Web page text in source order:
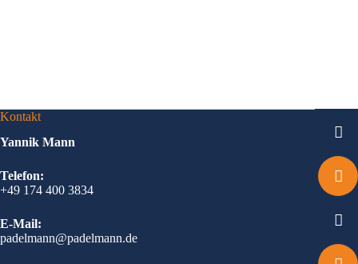
Kontakt
Yannik Mann
Telefon:
+49 174 400 3834
E-Mail:
padelmann@padelmann.de